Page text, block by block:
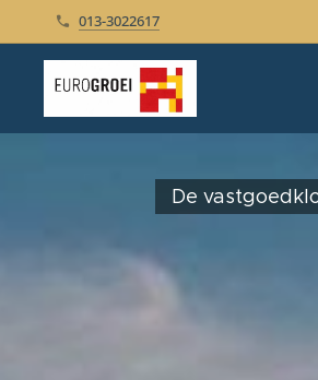
013-3022617
De